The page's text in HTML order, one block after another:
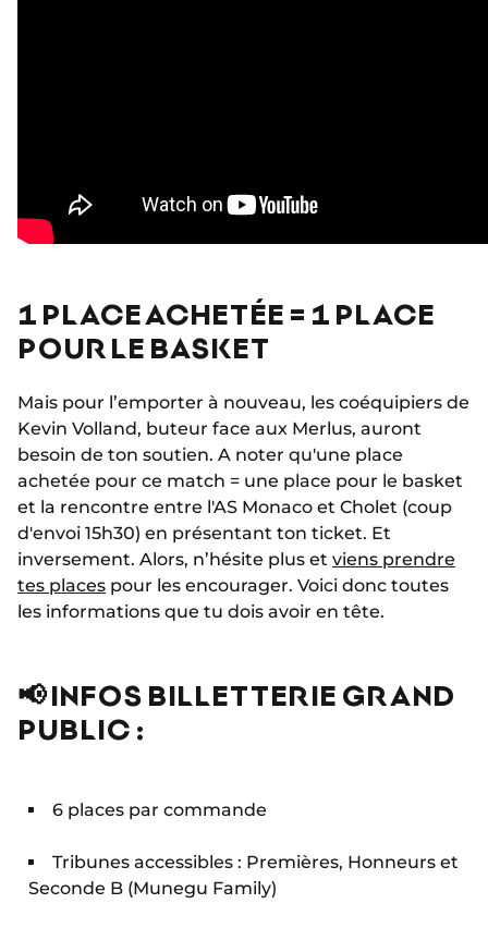
1 PLACE ACHETÉE = 1 PLACE
POUR LE BASKET
Mais pour l’emporter à nouveau, les coéquipiers de
Kevin Volland, buteur face aux Merlus, auront
besoin de ton soutien. A noter qu'une place
achetée pour ce match = une place pour le basket
et la rencontre entre l'AS Monaco et Cholet (coup
d'envoi 15h30) en présentant ton ticket. Et
inversement. Alors, n’hésite plus et viens prendre
tes places pour les encourager. Voici donc toutes
les informations que tu dois avoir en tête.
📢 INFOS BILLETTERIE GRAND
PUBLIC :
6 places par commande
Tribunes accessibles : Premières, Honneurs et
Seconde B (Munegu Family)